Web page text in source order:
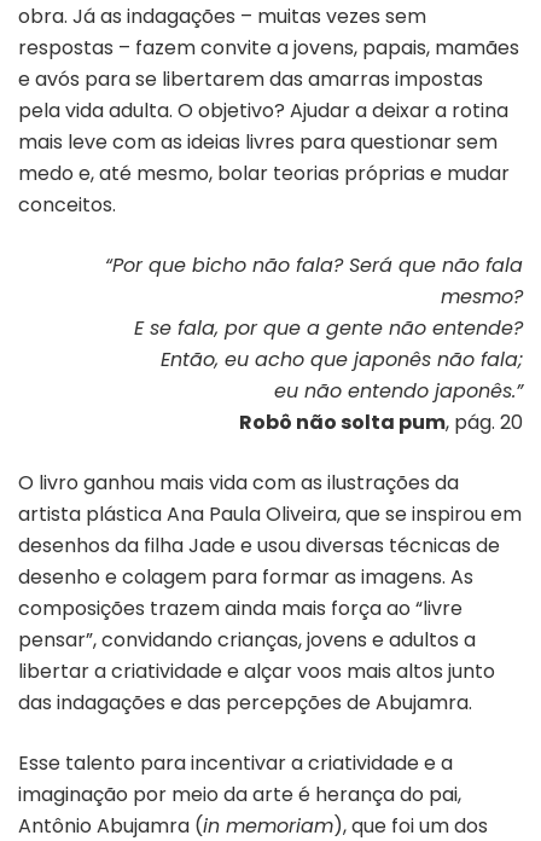
obra. Já as indagações – muitas vezes sem
respostas – fazem convite a jovens, papais, mamães
e avós para se libertarem das amarras impostas
pela vida adulta. O objetivo? Ajudar a deixar a rotina
mais leve com as ideias livres para questionar sem
medo e, até mesmo, bolar teorias próprias e mudar
conceitos.
“Por que bicho não fala? Será que não fala
mesmo?
E se fala, por que a gente não entende?
Então, eu acho que japonês não fala;
eu não entendo japonês.”
Robô não solta pum, pág. 20
O livro ganhou mais vida com as ilustrações da
artista plástica Ana Paula Oliveira, que se inspirou em
desenhos da filha Jade e usou diversas técnicas de
desenho e colagem para formar as imagens. As
composições trazem ainda mais força ao “livre
pensar”, convidando crianças, jovens e adultos a
libertar a criatividade e alçar voos mais altos junto
das indagações e das percepções de Abujamra.
Esse talento para incentivar a criatividade e a
imaginação por meio da arte é herança do pai,
Antônio Abujamra (in memoriam), que foi um dos